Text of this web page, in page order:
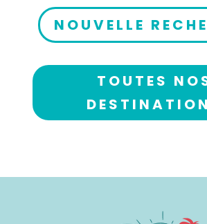
NOUVELLE
TOUTES